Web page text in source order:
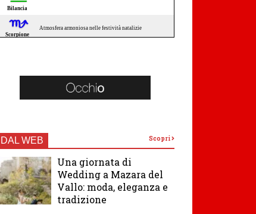
DAL WEB Scopri
Una giornata di
Wedding a Mazara del
Vallo: moda, eleganza e
tradizione